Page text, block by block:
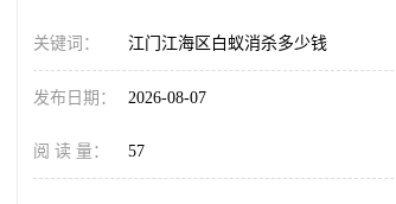
关键词： 江门江海区白蚁消杀多少钱
发布日期： 2026-08-07
阅 读 量： 57